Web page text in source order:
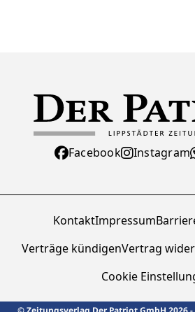
Facebook Instagram
KontaktImpressum
Verträge kündigenVertrag
Cookie